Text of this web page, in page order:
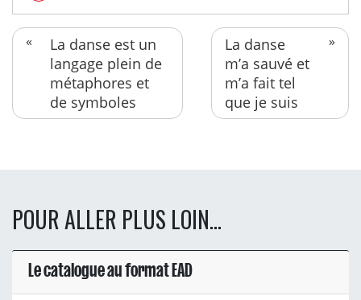
La danse est un
langage plein de
métaphores et
de symboles
La danse
m’a sauvé et
m’a fait tel
que je suis
POUR ALLER PLUS LOIN...
Le catalogue au format EAD